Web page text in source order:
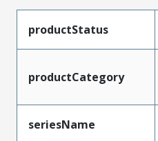
productStatus
productCategory
seriesName